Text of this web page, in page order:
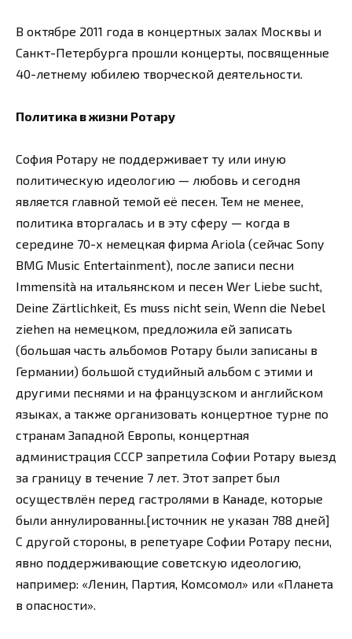
В октябре 2011 года в концертных залах Москвы и
Санкт-Петербурга прошли концерты, посвященные
40-летнему юбилею творческой деятельности.
Политика в жизни Ротару
София Ротару не поддерживает ту или иную
политическую идеологию — любовь и сегодня
является главной темой её песен. Тем не менее,
политика вторгалась и в эту сферу — когда в
середине 70-х немецкая фирма Ariola (сейчас Sony
BMG Music Entertainment), после записи песни
Immensità на итальянском и песен Wer Liebe sucht,
Deine Zärtlichkeit, Es muss nicht sein, Wenn die Nebel
ziehen на немецком, предложила ей записать
(большая часть альбомов Ротару были записаны в
Германии) большой студийный альбом с этими и
другими песнями и на французском и английском
языках, а также организовать концертное турне по
странам Западной Европы, концертная
администрация СССР запретила Софии Ротару выезд
за границу в течение 7 лет. Этот запрет был
осуществлён перед гастролями в Канаде, которые
были аннулированны.[источник не указан 788 дней]
С другой стороны, в репетуаре Софии Ротару песни,
явно поддерживающие советскую идеологию,
например: «Ленин, Партия, Комсомол» или «Планета
в опасности».